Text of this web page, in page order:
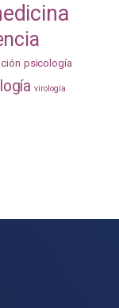
psicología
virología